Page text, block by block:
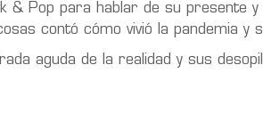
& Pop para hablar de su presente
contó cómo vivió la pandemia
aguda de la realidad y sus